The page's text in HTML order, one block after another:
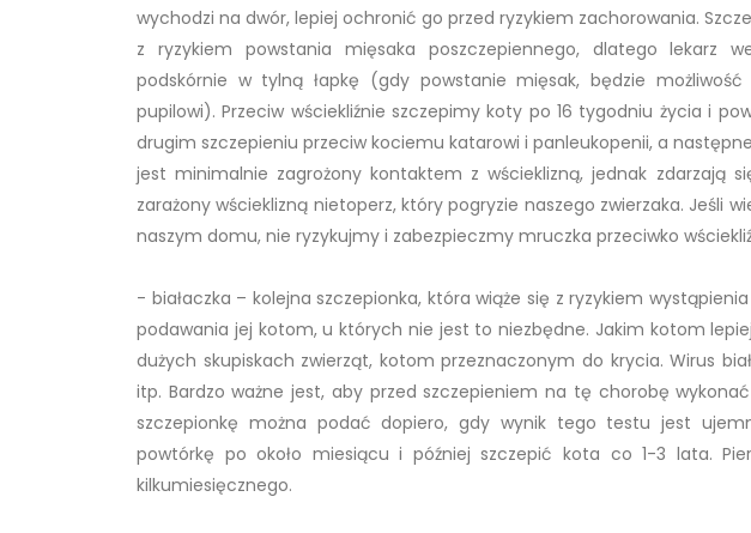
wychodzi na dwór, lepiej ochronić go przed ryzykiem zachorowania.
z ryzykiem powstania mięsaka poszczepiennego, dlatego lekarz
podskórnie w tylną łapkę (gdy powstanie mięsak, będzie
pupilowi). Przeciw wściekliźnie szczepimy koty po 16 tygodniu życia i
drugim szczepieniu przeciw kociemu katarowi i panleukopenii, a
jest minimalnie zagrożony kontaktem z wścieklizną, jednak zdarzają
zarażony wścieklizną nietoperz, który pogryzie naszego zwierzaka. Jeśli
naszym domu, nie ryzykujmy i zabezpieczmy mruczka przeciwko
- białaczka – kolejna szczepionka, która wiąże się z ryzykiem
podawania jej kotom, u których nie jest to niezbędne. Jakim kotom
dużych skupiskach zwierząt, kotom przeznaczonym do krycia. Wirus
itp. Bardzo ważne jest, aby przed szczepieniem na tę chorobę wykonać
szczepionkę można podać dopiero, gdy wynik tego testu jest
powtórkę po około miesiącu i później szczepić kota co 1-3 lata.
kilkumiesięcznego.